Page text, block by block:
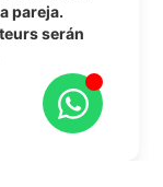
pareja.
serán